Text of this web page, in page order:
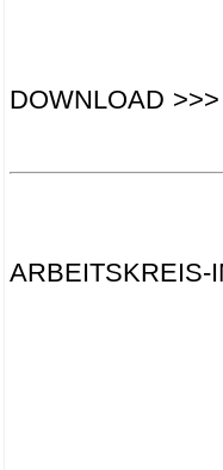
DOWNLOAD >>>
ARBEITSKREIS-